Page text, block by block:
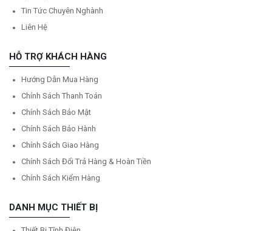
Tin Tức Chuyên Nghành
Liên Hệ
HỖ TRỢ KHÁCH HÀNG
Hướng Dẫn Mua Hàng
Chính Sách Thanh Toán
Chính Sách Bảo Mật
Chính Sách Bảo Hành
Chính Sách Giao Hàng
Chính Sách Đổi Trả Hàng & Hoàn Tiền
Chính Sách Kiểm Hàng
DANH MỤC THIẾT BỊ